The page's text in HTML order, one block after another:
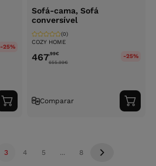
-25%
Adicionar
ao
Sofá-cama, Sofá
conversível
COZY HOME
(0)
467,99€
655.99€
-25%
Comparar
ao
3 4 5 ... 8